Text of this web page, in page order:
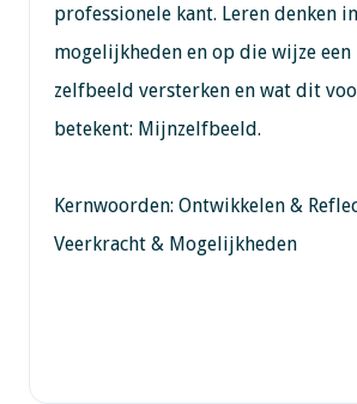
professionele kant. Leren denken in
mogelijkheden en op die wijze
zelfbeeld versterken en wat dit
betekent: Mijnzelfbeeld.
Kernwoorden: Ontwikkelen &
Veerkracht & Mogelijkheden